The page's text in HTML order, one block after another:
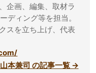
企画、編集、取材ラ
ディング等を担当。
スを立ち上げ、代表
山本兼司 の記事一覧 →